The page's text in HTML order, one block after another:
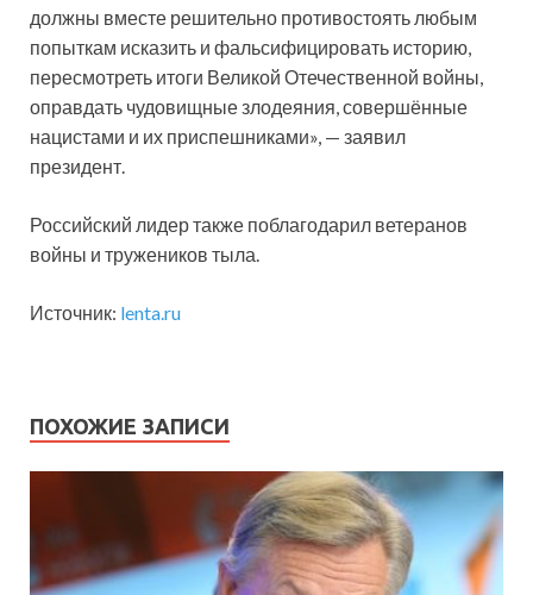
должны вместе решительно противостоять любым
попыткам исказить и фальсифицировать историю,
пересмотреть итоги Великой Отечественной войны,
оправдать чудовищные злодеяния, совершённые
нацистами и их приспешниками», — заявил
президент.
Российский лидер также поблагодарил ветеранов
войны и тружеников тыла.
Источник: lenta.ru
ПОХОЖИЕ ЗАПИСИ